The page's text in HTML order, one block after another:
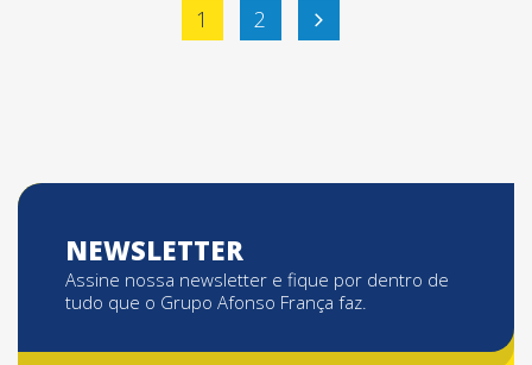
Paginação
1 2
NEWSLETTER
Assine nossa newsletter e fique por dentro de
tudo que o Grupo Afonso França faz.